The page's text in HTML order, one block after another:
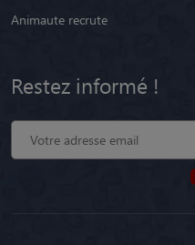
Animaute recrute
Restez informé !